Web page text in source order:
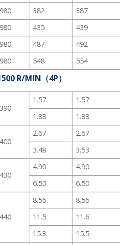
382
387
435
439
487
492
548 554
R/MIN（4P）
1.57
1.57
1.88
1.88
2.67
2.67
3.48
3.53
4.90
4.90
6.50
6.50
8.56
8.56
11.5
11.6
15.3
15.5